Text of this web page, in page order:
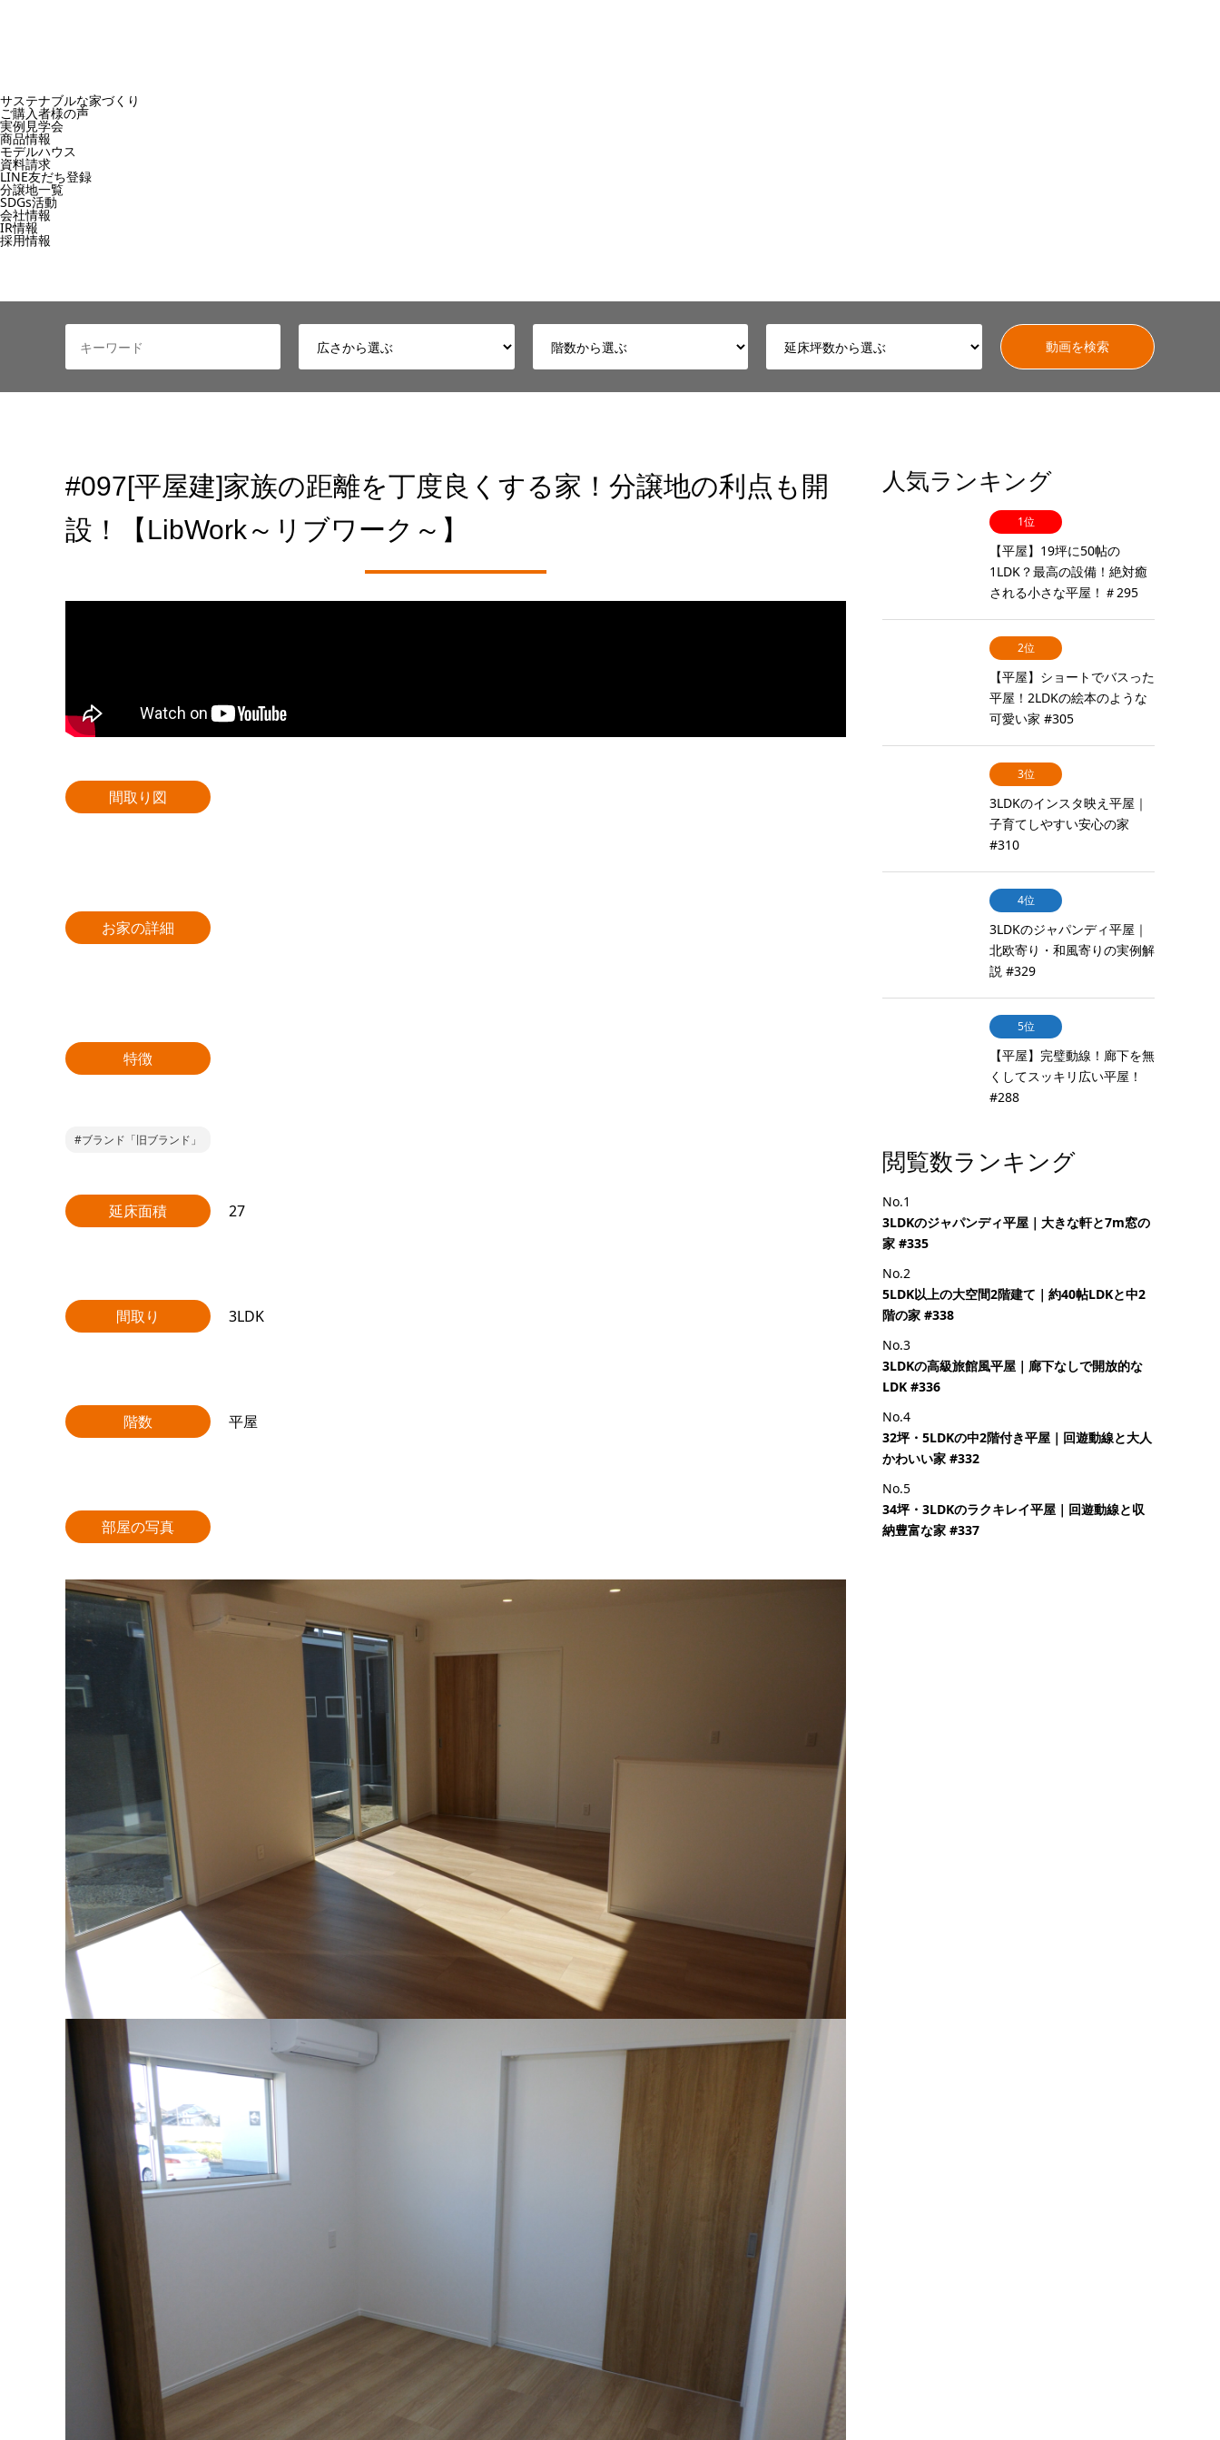
サステナブルな家づくり
ご購入者様の声
実例見学会
商品情報
モデルハウス
資料請求
LINE友だち登録
分譲地一覧
SDGs活動
会社情報
IR情報
採用情報
#097[平屋建]家族の距離を丁度良くする家！分譲地の利点も開
設！【LibWork～リブワーク～】
間取り図
お家の詳細
特徴
#ブランド「旧ブランド」
延床面積 27
間取り 3LDK
階数 平屋
部屋の写真
人気ランキング
1位
【平屋】19坪に50帖の
1LDK？最高の設備！絶対癒
される小さな平屋！＃295
2位
【平屋】ショートでバスった
平屋！2LDKの絵本のような
可愛い家 #305
3位
3LDKのインスタ映え平屋｜
子育てしやすい安心の家
#310
4位
3LDKのジャパンディ平屋｜
北欧寄り・和風寄りの実例解
説 #329
5位
【平屋】完璧動線！廊下を無
くしてスッキリ広い平屋！
#288
閲覧数ランキング
No.1
3LDKのジャパンディ平屋｜大きな軒と7m窓の
家 #335
No.2
5LDK以上の大空間2階建て｜約40帖LDKと中2
階の家 #338
No.3
3LDKの高級旅館風平屋｜廊下なしで開放的な
LDK #336
No.4
32坪・5LDKの中2階付き平屋｜回遊動線と大人
かわいい家 #332
No.5
34坪・3LDKのラクキレイ平屋｜回遊動線と収
納豊富な家 #337